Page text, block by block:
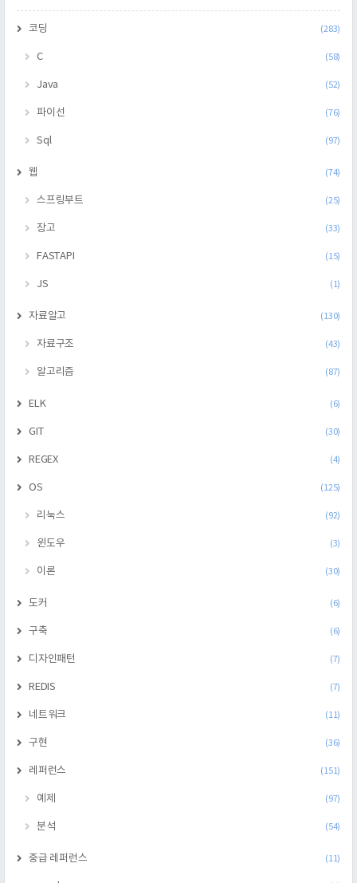
코딩 (283)
C (58)
Java (52)
파이선 (76)
Sql (97)
웹 (74)
스프링부트 (25)
장고 (33)
FASTAPI (15)
JS (1)
자료알고 (130)
자료구조 (43)
알고리즘 (87)
ELK (6)
GIT (30)
REGEX (4)
OS (125)
리눅스 (92)
윈도우 (3)
이론 (30)
도커 (6)
구축 (6)
디자인패턴 (7)
REDIS (7)
네트워크 (11)
구현 (36)
레퍼런스 (151)
예제 (97)
분석 (54)
중급 레퍼런스 (11)